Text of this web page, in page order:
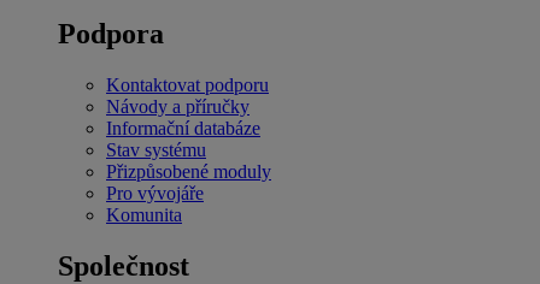
Podpora
Kontaktovat podporu
Návody a příručky
Informační databáze
Stav systému
Přizpůsobené moduly
Pro vývojáře
Komunita
Společnost